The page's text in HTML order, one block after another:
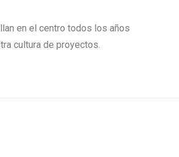
en el centro todos los años
cultura de proyectos.